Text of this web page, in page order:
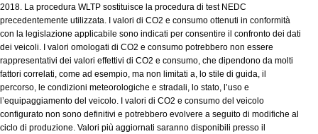
2018. La procedura WLTP sostituisce la procedura di test NEDC
precedentemente utilizzata. I valori di CO2 e consumo ottenuti in conformità
con la legislazione applicabile sono indicati per consentire il confronto dei dati
dei veicoli. I valori omologati di CO2 e consumo potrebbero non essere
rappresentativi dei valori effettivi di CO2 e consumo, che dipendono da molti
fattori correlati, come ad esempio, ma non limitati a, lo stile di guida, il
percorso, le condizioni meteorologiche e stradali, lo stato, l’uso e
l’equipaggiamento del veicolo. I valori di CO2 e consumo del veicolo
configurato non sono definitivi e potrebbero evolvere a seguito di modifiche al
ciclo di produzione. Valori più aggiornati saranno disponibili presso il